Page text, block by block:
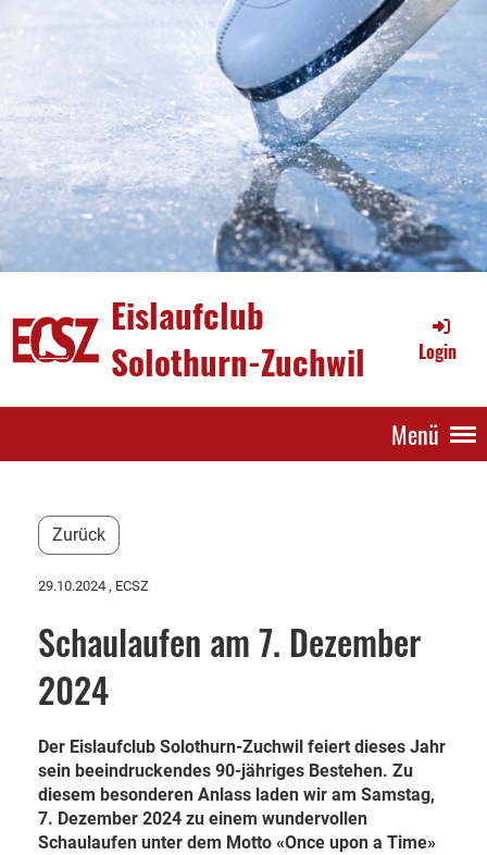
Eislaufclub
Solothurn-Zuchwil
Login
Menü
Zurück
29.10.2024 , ECSZ
Schaulaufen am 7. Dezember
2024
Der Eislaufclub Solothurn-Zuchwil feiert dieses Jahr
sein beeindruckendes 90-jähriges Bestehen. Zu
diesem besonderen Anlass laden wir am Samstag,
7. Dezember 2024 zu einem wundervollen
Schaulaufen unter dem Motto «Once upon a Time»